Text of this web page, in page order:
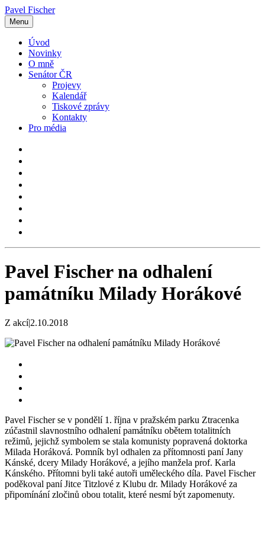
Pavel Fischer
Menu
Úvod
Novinky
O mně
Senátor ČR
Projevy
Kalendář
Tiskové zprávy
Kontakty
Pro média
Pavel Fischer na odhalení
památníku Milady Horákové
Z akcí|2.10.2018
Pavel Fischer se v pondělí 1. října v pražském parku Ztracenka
zúčastnil slavnostního odhalení památníku obětem totalitních
režimů, jejichž symbolem se stala komunisty popravená doktorka
Milada Horáková. Pomník byl odhalen za přítomnosti paní Jany
Kánské, dcery Milady Horákové, a jejího manžela prof. Karla
Kánského. Přítomni byli také autoři uměleckého díla. Pavel Fischer
poděkoval paní Jitce Titzlové z Klubu dr. Milady Horákové za
připomínání zločinů obou totalit, které nesmí být zapomenuty.